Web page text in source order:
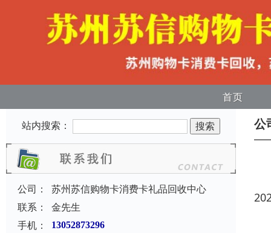
首页
站内搜索：
公司：
苏州苏信购物卡消费卡礼品回收中心
联系：
金先生
手机：
13052873296
公